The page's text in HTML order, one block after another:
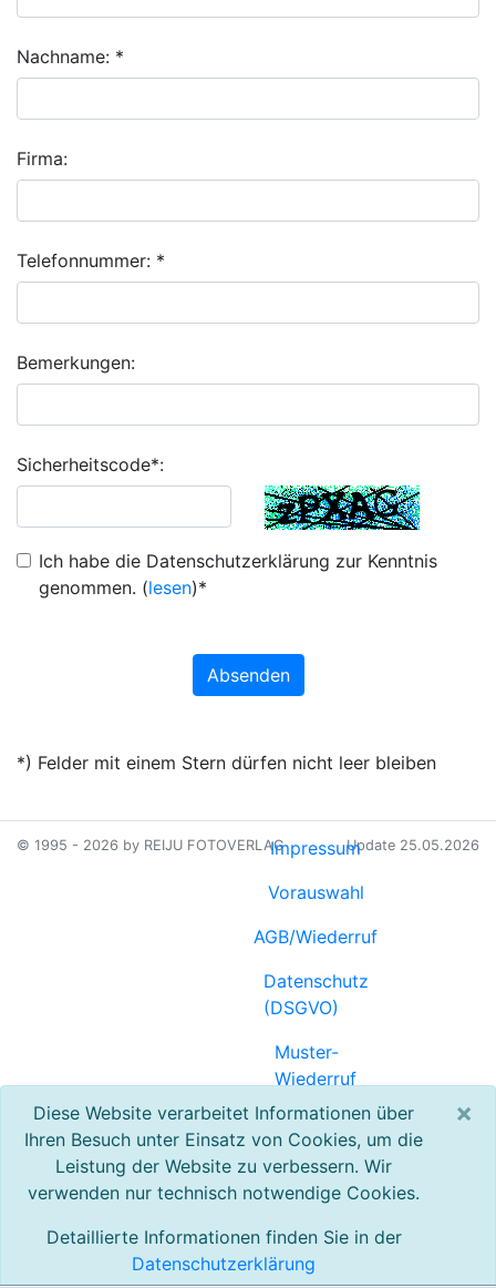
Nachname: *
Firma:
Telefonnummer: *
Bemerkungen:
Sicherheitscode*:
Ich habe die Datenschutzerklärung zur Kenntnis
genommen. (lesen)*
Absenden
*) Felder mit einem Stern dürfen nicht leer bleiben
Diese Website verarbeitet Informationen über
Ihren Besuch unter Einsatz von Cookies, um die
Leistung der Website zu verbessern. Wir
verwenden nur technisch notwendige Cookies.
Detaillierte Informationen finden Sie in der
Datenschutzerklärung
×
Update 25.05.2026
© 1995 - 2026 by REIJU FOTOVERLAGImpressum
Vorauswahl
AGB/Wiederruf
Datenschutz
(DSGVO)
Muster-
Wiederruf
(PDF)
Referenzen
Registrierung
Kontakt